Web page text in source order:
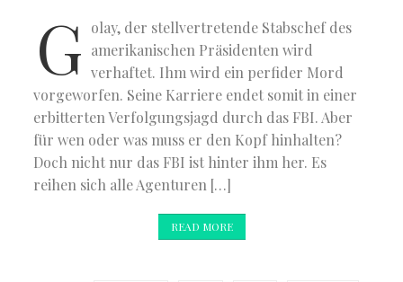
G olay, der stellvertretende Stabschef des
amerikanischen Präsidenten wird
verhaftet. Ihm wird ein perfider Mord
vorgeworfen. Seine Karriere endet somit in einer
erbitterten Verfolgungsjagd durch das FBI. Aber
für wen oder was muss er den Kopf hinhalten?
Doch nicht nur das FBI ist hinter ihm her. Es
reihen sich alle Agenturen […]
READ MORE